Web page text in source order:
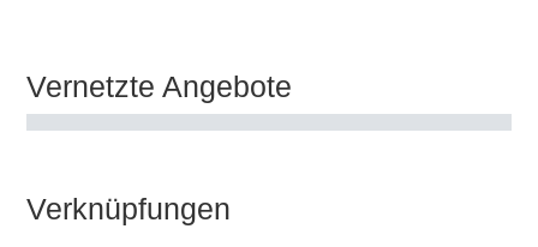
Vernetzte Angebote
Verknüpfungen